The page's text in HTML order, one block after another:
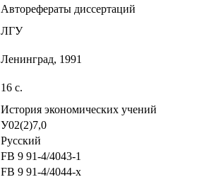
Авторефераты диссертаций
ЛГУ
Ленинград, 1991
16 с.
История экономических учений
У02(2)7,0
Русский
FB 9 91-4/4043-1
FB 9 91-4/4044-x